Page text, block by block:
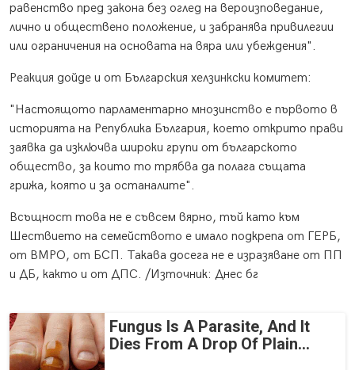
равенство пред закона без оглед на вероизповедание,
лично и обществено положение, и забранява привилегии
или ограничения на основата на вяра или убеждения".
Реакция дойде и от Българския хелзинкски комитет:
"Настоящото парламентарно мнозинство е първото в
историята на Република България, което открито прави
заявка да изключва широки групи от българското
общество, за които то трябва да полага същата
грижа, която и за останалите".
Всъщност това не е съвсем вярно, тъй като към
Шествието на семейството е имало подкрепа от ГЕРБ,
от ВМРО, от БСП. Такава досега не е изразяване от ПП
и ДБ, както и от ДПС. /Източник: Днес бг
Fungus Is A Parasite, And It
Dies From A Drop Of Plain...